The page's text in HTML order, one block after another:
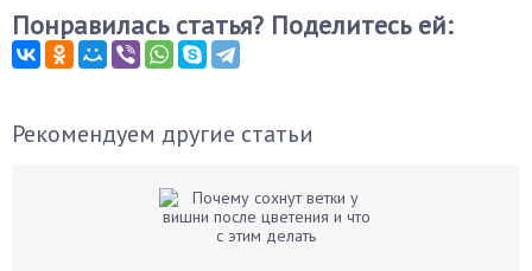
Понравилась статья? Поделитесь ей:
Рекомендуем другие статьи